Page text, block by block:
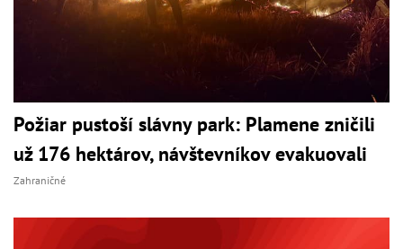
Požiar pustoší slávny park: Plamene zničili
už 176 hektárov, návštevníkov evakuovali
Zahraničné